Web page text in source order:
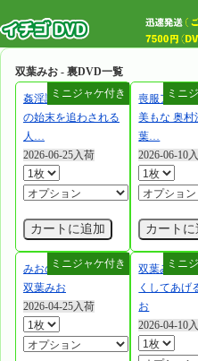
双葉みお - 裏DVD一覧
姦淫謝罪 夫の不祥事
の始末を追わされる
人…
2026-06-25入荷
カートに追加
喪服アンソ
美もな 奥村
葉…
2026-06-10
カートに
みおのハレンチ学園
双葉みお
2026-04-25入荷
双葉みおが
くしてあげ
お
2026-04-10